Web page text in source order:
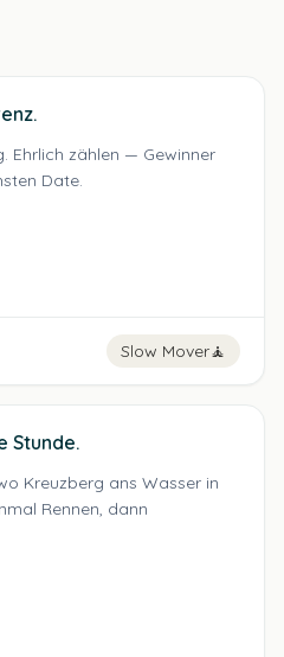
Ehrlich zählen — Gewinner
Date.
Slow Mover🧘
Stunde.
Kreuzberg ans Wasser in
Rennen, dann